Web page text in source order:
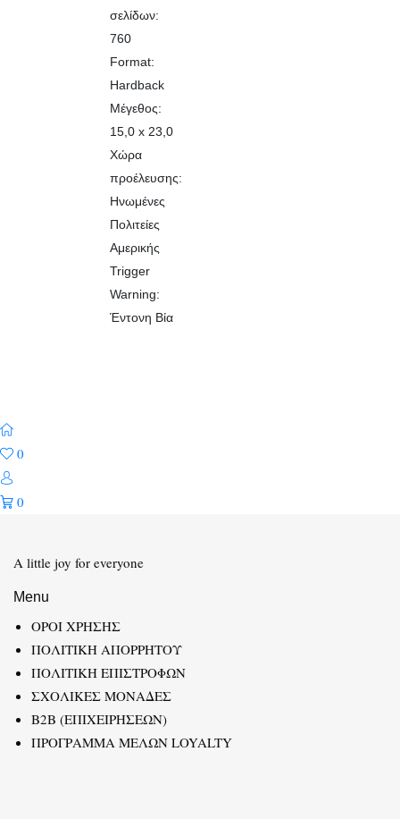
σελίδων:
760
Format:
Hardback
Μέγεθος:
15,0 x 23,0
Χώρα
προέλευσης:
Ηνωμένες
Πολιτείες
Αμερικής
Trigger
Warning:
Έντονη Βία
0
0
A little joy for everyone
Menu
ΟΡΟΙ ΧΡΗΣΗΣ
ΠΟΛΙΤΙΚΗ ΑΠΟΡΡΗΤΟΥ
ΠΟΛΙΤΙΚΗ ΕΠΙΣΤΡΟΦΩΝ
ΣΧΟΛΙΚΕΣ ΜΟΝΑΔΕΣ
B2B (ΕΠΙΧΕΙΡΗΣΕΩΝ)
ΠΡΟΓΡΑΜΜΑ ΜΕΛΩΝ LOYALTY